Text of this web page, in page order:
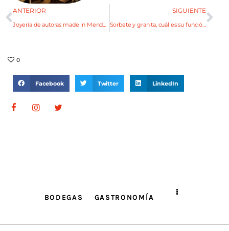
ANTERIOR SIGUIENTE
0
Facebook Twitter LinkedIn
BODEGAS GASTRONOMÍA